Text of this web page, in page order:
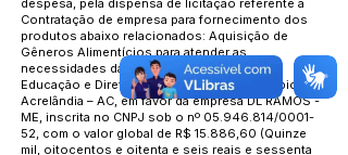
despesa, pela dispensa de licitação referente à
Contratação de empresa para fornecimento dos
produtos abaixo relacionados: Aquisição de
Gêneros Alimentícios para atender as
necessidades da Secretaria Municipal de
Educação e Diretoria de Esporte do Município de
Acrelândia – AC, em favor da empresa DL RAMOS -
ME, inscrita no CNPJ sob o nº 05.946.814/0001-
52, com o valor global de R$ 15.886,60 (Quinze
mil, oitocentos e oitenta e seis reais e sessenta